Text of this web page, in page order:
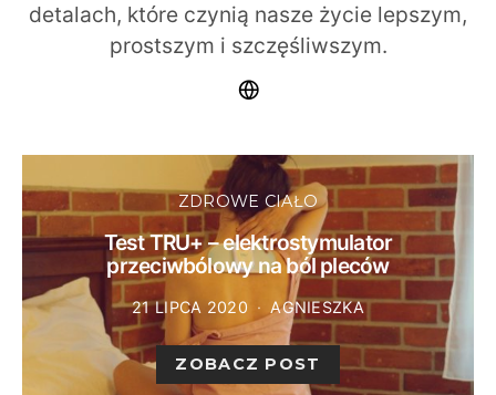
detalach, które czynią nasze życie lepszym,
prostszym i szczęśliwszym.
ZDROWE CIAŁO
Test TRU+ – elektrostymulator
przeciwbólowy na ból pleców
21 LIPCA 2020 AGNIESZKA
ZOBACZ POST